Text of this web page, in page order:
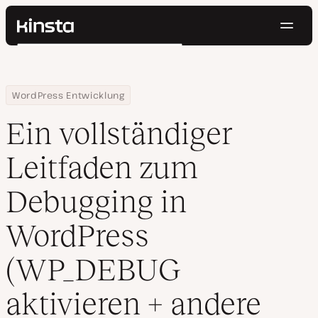
Kinsta®
Preise
Kontakt
Suchen
Home
Ressourcen Center
WordPress Entwicklung
Ein vollständiger Leitfaden zum Debugging in WordPress
Ein vollständiger
Leitfaden zum
Debugging in
WordPress
(WP_DEBUG
aktivieren + andere